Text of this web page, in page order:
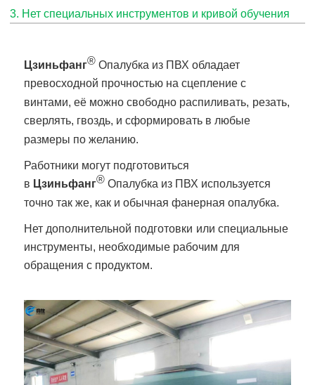
3. Нет специальных инструментов и кривой обучения
Цзиньфанг® Опалубка из ПВХ обладает
превосходной прочностью на сцепление с
винтами, её можно свободно распиливать, резать,
сверлять, гвоздь, и сформировать в любые
размеры по желанию.
Работники могут подготовиться
в Цзиньфанг® Опалубка из ПВХ используется
точно так же, как и обычная фанерная опалубка.
Нет дополнительной подготовки или специальные
инструменты, необходимые рабочим для
обращения с продуктом.